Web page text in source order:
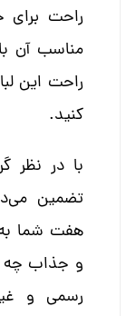
راحت
مناسب آن
راحت این
کنید.
با در نظر
تضمین
هفت شما به
و جذاب چه
رسمی و